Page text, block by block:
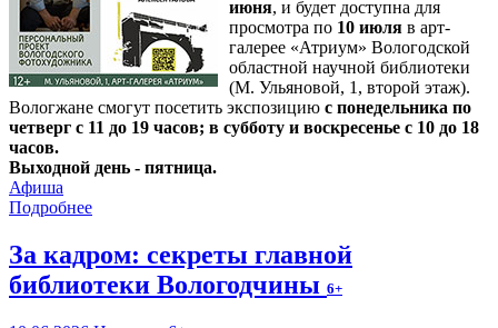
июня, и будет доступна для
просмотра по 10 июля в арт-
галерее «Атриум» Вологодской
областной научной библиотеки
(М. Ульяновой, 1, второй этаж).
Вологжане смогут посетить экспозицию с понедельника по
четверг с 11 до 19 часов; в субботу и воскресенье с 10 до 18
часов.
Выходной день - пятница.
Афиша
Подробнее
За кадром: секреты главной
библиотеки Вологодчины 6+